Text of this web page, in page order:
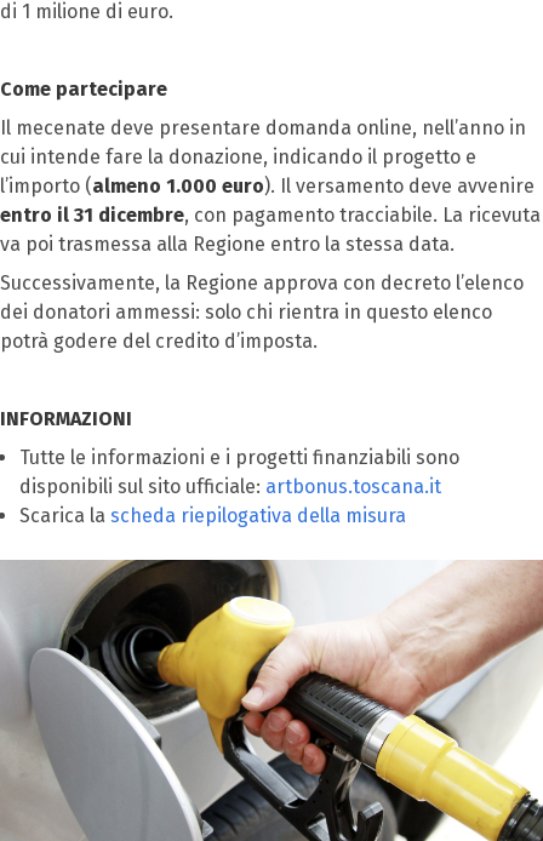
di 1 milione di euro.
Come partecipare
Il mecenate deve presentare domanda online, nell’anno in
cui intende fare la donazione, indicando il progetto e
l’importo (almeno 1.000 euro). Il versamento deve avvenire
entro il 31 dicembre, con pagamento tracciabile. La ricevuta
va poi trasmessa alla Regione entro la stessa data.
Successivamente, la Regione approva con decreto l’elenco
dei donatori ammessi: solo chi rientra in questo elenco
potrà godere del credito d’imposta.
INFORMAZIONI
Tutte le informazioni e i progetti finanziabili sono
disponibili sul sito ufficiale: artbonus.toscana.it
Scarica la scheda riepilogativa della misura